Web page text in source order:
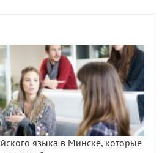
языка в Минске, которые